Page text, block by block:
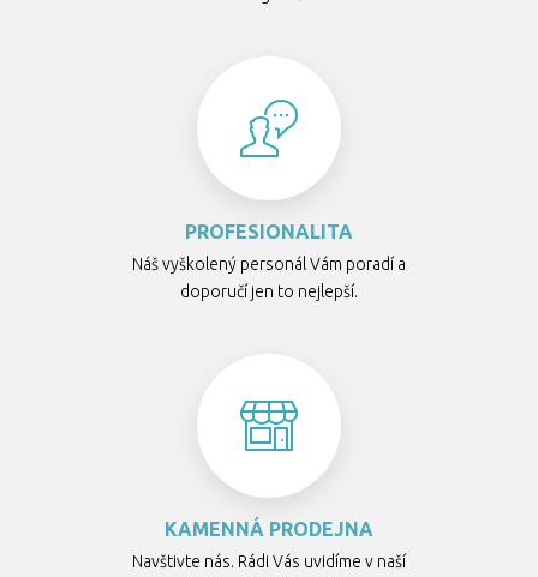
PROFESIONALITA
Náš vyškolený personál Vám poradí a
doporučí jen to nejlepší.
KAMENNÁ PRODEJNA
Navštivte nás. Rádi Vás uvidíme v naší